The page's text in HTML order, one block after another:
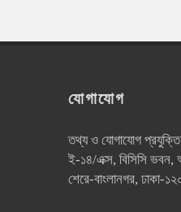
যোগাযোগ
তথ্য ও যোগাযোগ প্রযুক্তি
ই-১৪/এক্স, বিসিসি ভবন,
শেরে-বাংলানগর, ঢাকা-